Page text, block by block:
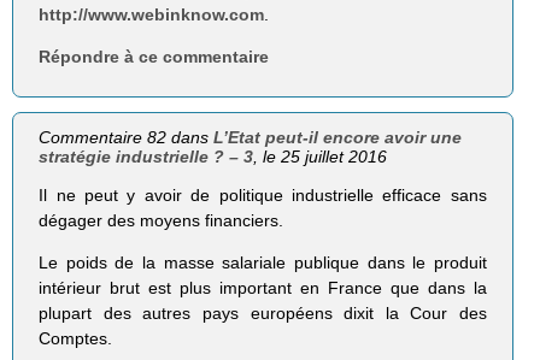
http://www.webinknow.com
Répondre à ce commentaire
Commentaire 82 dansL’Etat peut-il encore avoir une
stratégie industrielle ? – 3 , le 25 juillet 2016
Il ne peut y avoir de politique industrielle efficace sans
dégager des moyens financiers.
Le poids de la masse salariale publique dans le produit
intérieur brut est plus important en France que dans la
plupart des autres pays européens dixit la Cour des
Comptes.